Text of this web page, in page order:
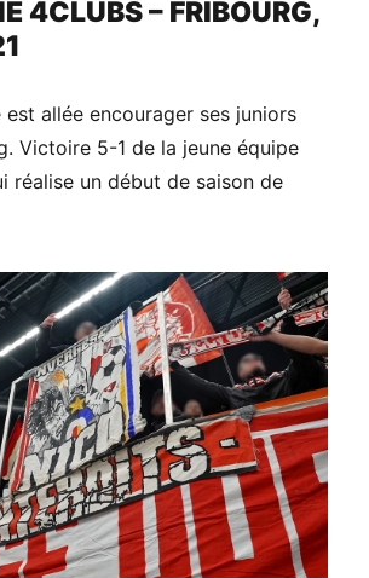
4CLUBS – FRIBOURG,
est allée encourager ses juniors
Victoire 5-1 de la jeune équipe
réalise un début de saison de